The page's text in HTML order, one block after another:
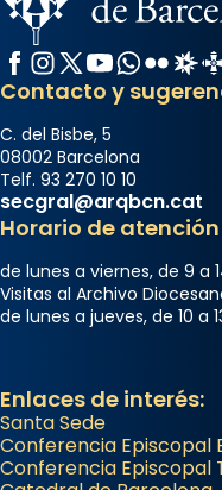
Facebook
Instagram
X / Twitter
YouTube
WhatsApp
Flickr
Contacto y
C. del Bisbe, 5
08002 Barcelona
Telf. 93 270 10 10
secgral@arqbcn.cat
Horario de
de lunes a viernes, de 9 a
Visitas al Archivo
de lunes a jueves, de 10 a
Enlaces de interés:
Santa Sede
Conferencia Episcopal
Conferencia Episcopal